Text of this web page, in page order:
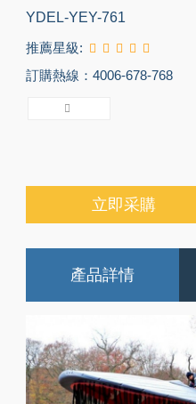
YDEL-YEY-761
推薦星級:
訂購熱線：4006-678-768
立即采購
產品詳情